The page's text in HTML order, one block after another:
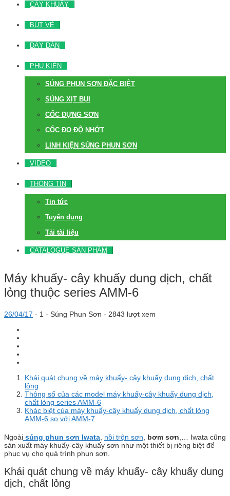
CÂY KHUẤY
BÚT VẼ
DÂY DẪN
PHỤ KIỆN
SÚNG PHUN SƠN ĐẶC BIỆT
SÚNG XỊT BỤI
CỐC ĐỰNG SƠN
CỐC ĐO ĐỘ NHỚT
LINH KIỆN SÚNG PHUN SƠN
VIDEO
THÔNG TIN
Tin tức
Tuyển dụng
Tải tài liệu
CATALOGUE SẢN PHẨM
Máy khuấy- cây khuấy dung dịch, chất
lỏng thuộc series AMM-6
26/04/17 - 1 - Súng Phun Sơn - 2843 lượt xem
Khái quát chung về máy khuấy- cây khuấy dung dịch, chất
lỏng
Thông số của các model máy khuấy-cây khuấy dung dịch,
chất lỏng series AMM-6
Khác biệt của máy khuấy-cây khuấy dung dịch, chất lỏng
AMM-6 so với AMM-7
Ngoài súng phun sơn Iwata nồi trộn sơn bơm sơn ,… Iwata cũng
sản xuất máy khuấy-cây khuấy sơn như một thiết bị riêng biệt để
phục vụ cho quá trình phun sơn.
Khái quát chung về máy khuấy- cây khuấy dung
dịch, chất lỏng